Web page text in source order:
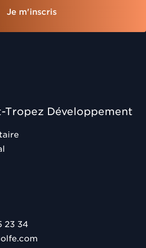
Je m'inscris
Tropez Développement
23 34